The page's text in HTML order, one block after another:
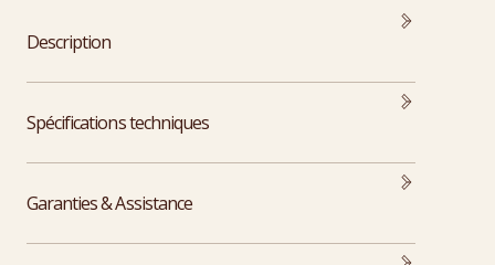
Description
Spécifications techniques
Garanties & Assistance